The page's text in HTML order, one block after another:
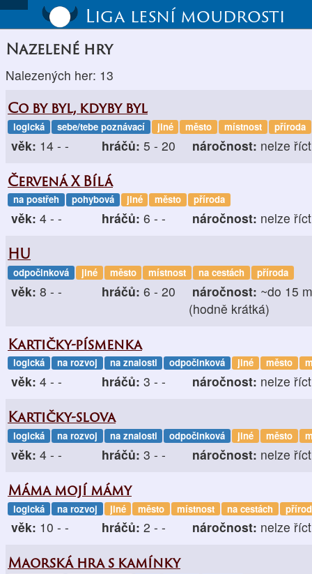
Liga lesní moudrosti
Nazelené hry
Nalezených her: 13
Co by byl, kdyby byl
logická sebe/tebe poznávací jiné město místnost příroda
věk: 14 - - hráčů: 5 - 20 náročnost: nelze říct
Červená X Bílá
na postřeh pohybová jiné město příroda
věk: 4 - - hráčů: 6 - - náročnost: nelze říct
HU
odpočinková jiné město místnost na cestách příroda
věk: 8 - - hráčů: 6 - 20 náročnost: ~do 15
(hodně krátká)
Kartičky-písmenka
logická na rozvoj na znalosti odpočinková jiné město
věk: 4 - - hráčů: 3 - - náročnost: nelze říct
Kartičky-slova
logická na rozvoj na znalosti odpočinková jiné město
věk: 4 - - hráčů: 3 - - náročnost: nelze říct
Máma mojí mámy
logická na rozvoj jiné město místnost na cestách
věk: 10 - - hráčů: 2 - - náročnost: nelze říct
Maorská hra s kamínky